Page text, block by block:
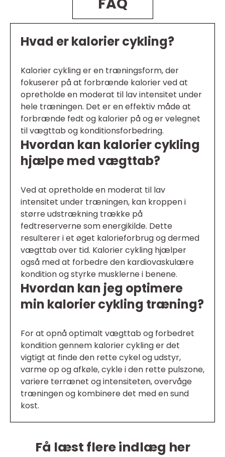
FAQ
Hvad er kalorier cykling?
Kalorier cykling er en træningsform, der
fokuserer på at forbrænde kalorier ved at
opretholde en moderat til lav intensitet under
hele træningen. Det er en effektiv måde at
forbrænde fedt og kalorier på og er velegnet
til vægttab og konditionsforbedring.
Hvordan kan kalorier cykling
hjælpe med vægttab?
Ved at opretholde en moderat til lav
intensitet under træningen, kan kroppen i
større udstrækning trække på
fedtreserverne som energikilde. Dette
resulterer i et øget kalorieforbrug og dermed
vægttab over tid. Kalorier cykling hjælper
også med at forbedre den kardiovaskulære
kondition og styrke musklerne i benene.
Hvordan kan jeg optimere
min kalorier cykling træning?
For at opnå optimalt vægttab og forbedret
kondition gennem kalorier cykling er det
vigtigt at finde den rette cykel og udstyr,
varme op og afkøle, cykle i den rette pulszone,
variere terrænet og intensiteten, overvåge
træningen og kombinere det med en sund
kost.
Få læst flere indlæg her